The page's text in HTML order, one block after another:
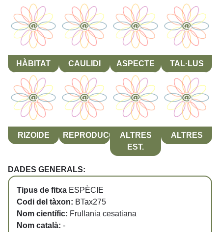
HÀBITAT CAULIDI ASPECTE TAL·LUS
RIZOIDE REPRODUCCIÓALTRES
EST.
ALTRES
DADES GENERALS:
Tipus de fitxa ESPÈCIE
Codi del tàxon: BTax275
Nom científic: Frullania cesatiana
Nom català: -